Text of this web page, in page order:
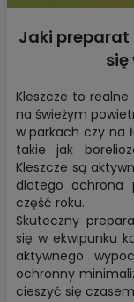
Jaki preparat
się
Kleszcze to
na świeżym
w parkach czy na
takie jak
Kleszcze są
dlatego ochrona
część roku.
Skuteczny
się w ekwipunku
aktywnego
ochronny
cieszyć się